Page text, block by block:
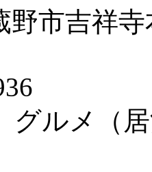
野市吉祥
グルメ（